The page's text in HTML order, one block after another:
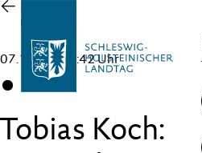
Zur
Übersicht
07.10.25 , 14:42 Uhr
Tobias Koch: